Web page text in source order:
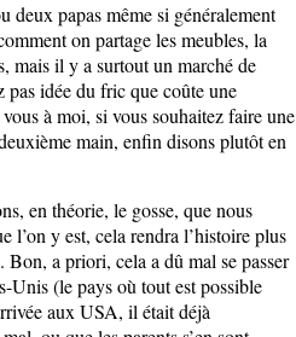
papas même si généralement
on partage les meubles, la
mais il y a surtout un marché de
pas idée du fric que coûte une
à moi, si vous souhaitez faire une
main, enfin disons plutôt en
en théorie, le gosse, que nous
l’on y est, cela rendra l’histoire plus
a priori, cela a dû mal se passer
Unis (le pays où tout est possible
aux USA, il était déjà